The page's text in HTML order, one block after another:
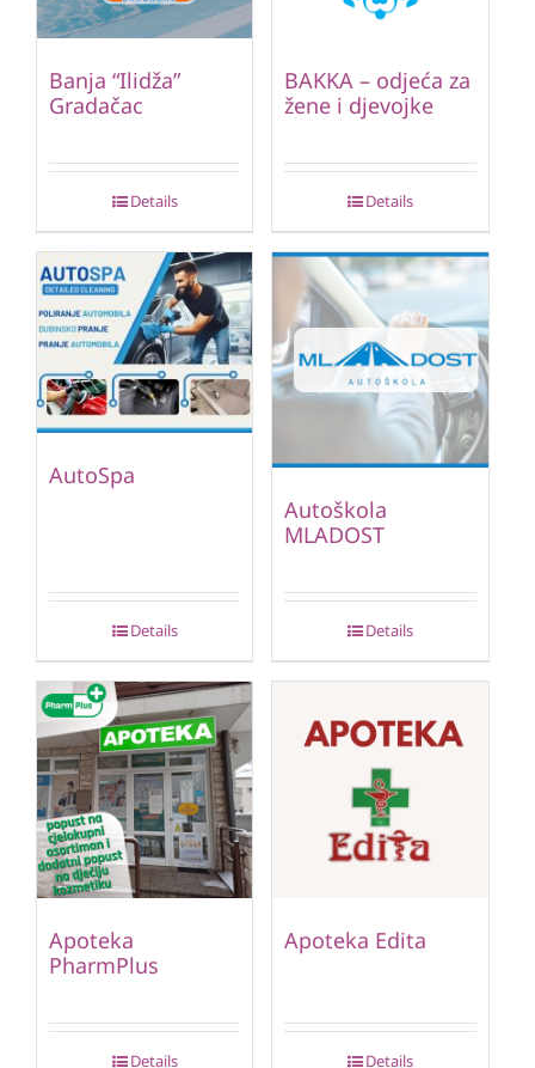
Banja “Ilidža”
Gradačac
Details
BAKKA – odjeća za
žene i djevojke
Details
AutoSpa
Details
Autoškola
MLADOST
Details
Apoteka
PharmPlus
Details
Apoteka Edita
Details